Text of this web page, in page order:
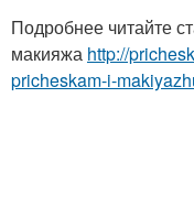
Подробнее читайте
макияжа http://
pricheskam-i-